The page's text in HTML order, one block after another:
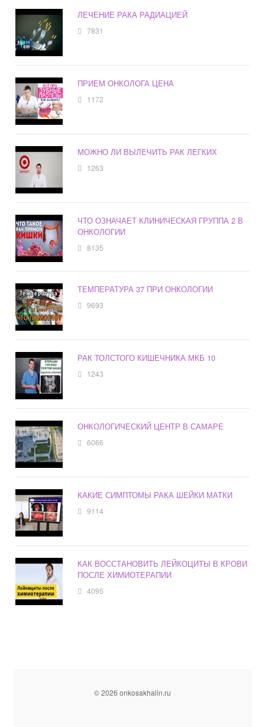
ЛЕЧЕНИЕ РАКА РАДИАЦИЕЙ
7831
ПРИЕМ ОНКОЛОГА ЦЕНА
1172
МОЖНО ЛИ ВЫЛЕЧИТЬ РАК ЛЕГКИХ
1263
ЧТО ОЗНАЧАЕТ КЛИНИЧЕСКАЯ ГРУППА 2 В
ОНКОЛОГИИ
8135
ТЕМПЕРАТУРА 37 ПРИ ОНКОЛОГИИ
9693
РАК ТОЛСТОГО КИШЕЧНИКА МКБ 10
1243
ОНКОЛОГИЧЕСКИЙ ЦЕНТР В САМАРЕ
6066
КАКИЕ СИМПТОМЫ РАКА ШЕЙКИ МАТКИ
9114
КАК ВОССТАНОВИТЬ ЛЕЙКОЦИТЫ В КРОВИ
ПОСЛЕ ХИМИОТЕРАПИИ
4095
© 2026 onkosakhalin.ru